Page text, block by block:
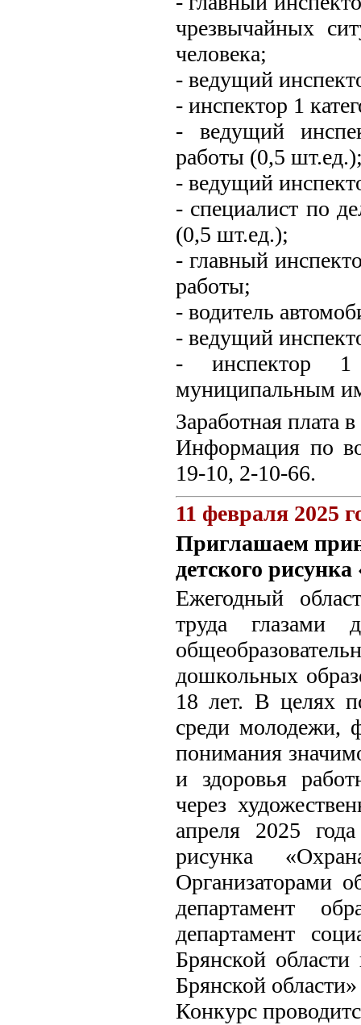
чрезвычайных
человека;
- ведущий
- инспектор 1
- ведущий
работы (0,5
- ведущий
- специалист по
(0,5 шт.ед.);
- главный
работы;
- водитель
- ведущий
- инспектор 1
муниципальным
Заработная плата
Информация по
19-10, 2-10-66.
11 февраля 2025
Приглашаем
детского
Ежегодный
труда глазами
дошкольных
18 лет. В целях
среди молодежи,
понимания
и здоровья
через
апреля 2025
рисунка
Организаторами
департамент
департамент
Брянской
Брянской
Конкурс